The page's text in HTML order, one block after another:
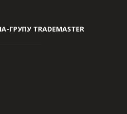
ГРУПУ TRADEMASTER